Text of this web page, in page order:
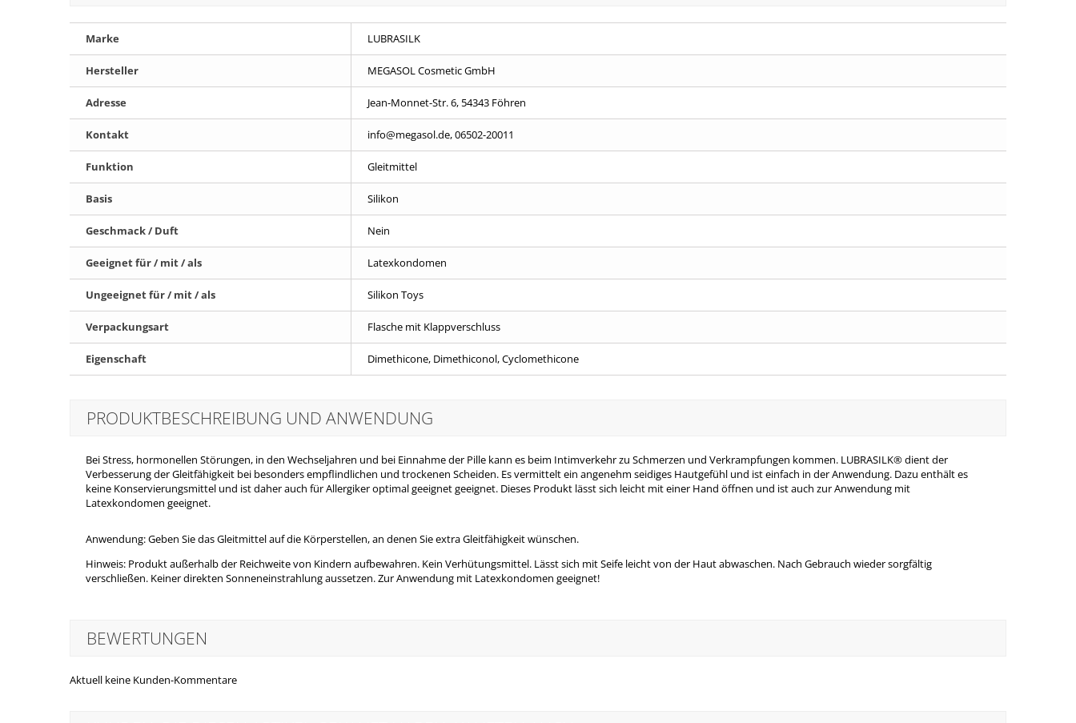
Marke LUBRASILK
Hersteller MEGASOL Cosmetic GmbH
Adresse Jean-Monnet-Str. 6, 54343 Föhren
Kontakt info@megasol.de, 06502-20011
Funktion Gleitmittel
Basis Silikon
Geschmack / Duft Nein
Geeignet für / mit / als Latexkondomen
Ungeeignet für / mit / als Silikon Toys
Verpackungsart Flasche mit Klappverschluss
Eigenschaft Dimethicone, Dimethiconol, Cyclomethicone
PRODUKTBESCHREIBUNG UND ANWENDUNG
Bei Stress, hormonellen Störungen, in den Wechseljahren und bei Einnahme der Pille kann es beim Intimverkehr zu Schmerzen und Verkrampfungen kommen. LUBRASILK® dient der
Verbesserung der Gleitfähigkeit bei besonders empflindlichen und trockenen Scheiden. Es vermittelt ein angenehm seidiges Hautgefühl und ist einfach in der Anwendung. Dazu enthält es
keine Konservierungsmittel und ist daher auch für Allergiker optimal geeignet geeignet. Dieses Produkt lässt sich leicht mit einer Hand öffnen und ist auch zur Anwendung mit
Latexkondomen geeignet.
Anwendung: Geben Sie das Gleitmittel auf die Körperstellen, an denen Sie extra Gleitfähigkeit wünschen.
Hinweis: Produkt außerhalb der Reichweite von Kindern aufbewahren. Kein Verhütungsmittel. Lässt sich mit Seife leicht von der Haut abwaschen. Nach Gebrauch wieder sorgfältig
verschließen. Keiner direkten Sonneneinstrahlung aussetzen. Zur Anwendung mit Latexkondomen geeignet!
BEWERTUNGEN
Aktuell keine Kunden-Kommentare